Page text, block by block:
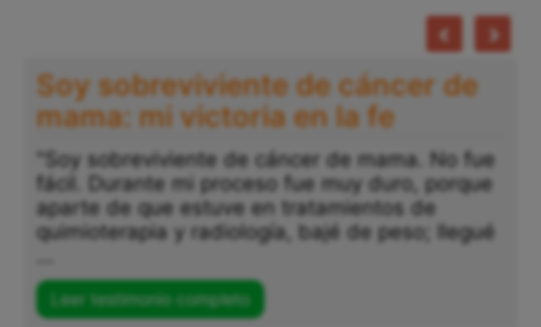
Soy sobreviviente de cáncer de
mama: mi victoria en la fe
"Soy sobreviviente de cáncer de mama. No fue
fácil. Durante mi proceso fue muy duro, porque
aparte de que estuve en tratamientos de
quimioterapia y radiología, bajé de peso; llegué
Leer testimonio completo